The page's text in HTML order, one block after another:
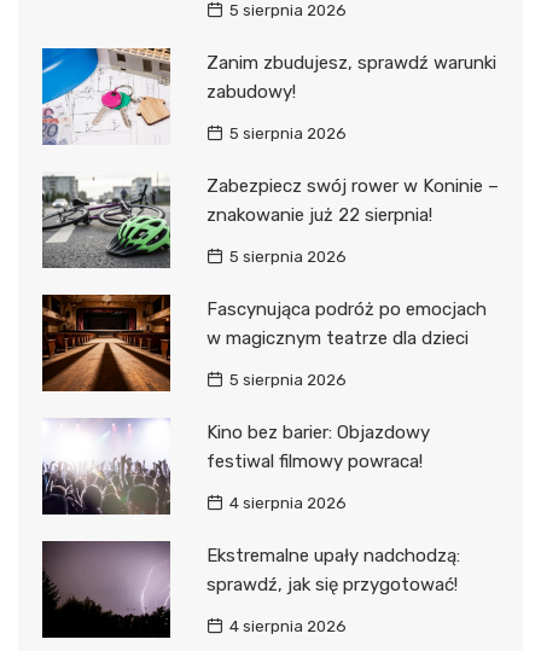
5 sierpnia 2026
Zanim zbudujesz, sprawdź warunki
zabudowy!
5 sierpnia 2026
Zabezpiecz swój rower w Koninie –
znakowanie już 22 sierpnia!
5 sierpnia 2026
Fascynująca podróż po emocjach
w magicznym teatrze dla dzieci
5 sierpnia 2026
Kino bez barier: Objazdowy
festiwal filmowy powraca!
4 sierpnia 2026
Ekstremalne upały nadchodzą:
sprawdź, jak się przygotować!
4 sierpnia 2026